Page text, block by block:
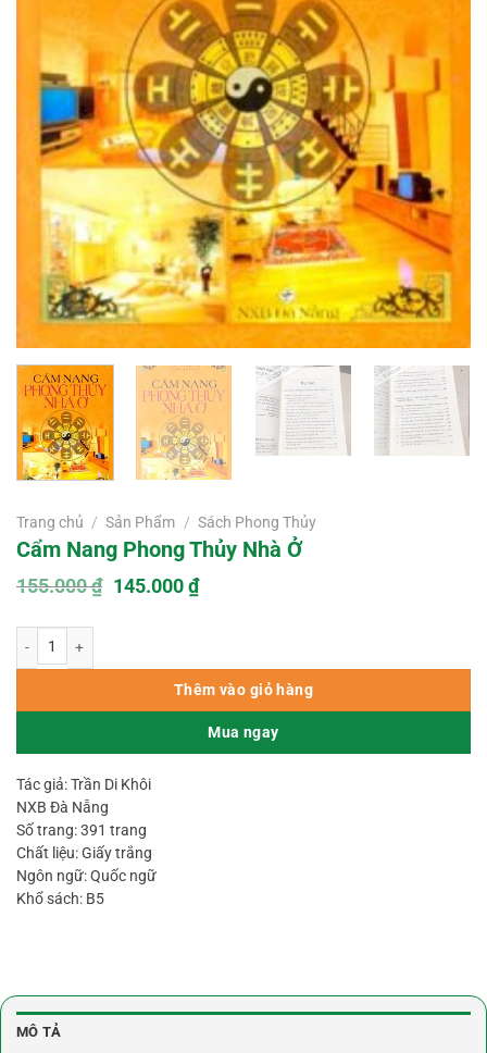
Trang chủ / Sản Phẩm / Sách Phong Thủy
Cẩm Nang Phong Thủy Nhà Ở
155.000₫ Giá
145.000₫Giá
145.000 ₫.
Thêm vào giỏ hàng
Mua ngay
Tác giả: Trần Di Khôi
NXB Đà Nẵng
Số trang: 391 trang
Chất liệu: Giấy trắng
Ngôn ngữ: Quốc ngữ
Khổ sách: B5
MÔ TẢ